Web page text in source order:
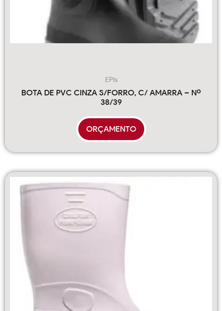
EPIs
BOTA DE PVC CINZA S/FORRO, C/ AMARRA – Nº
38/39
ORÇAMENTO